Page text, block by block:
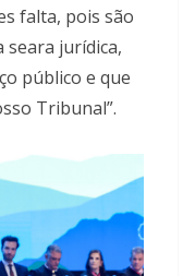
falta, pois são
seara jurídica,
público e que
Tribunal”.